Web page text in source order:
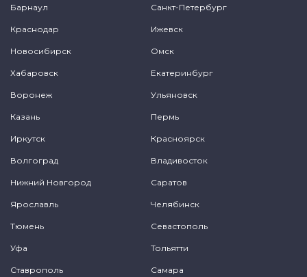
Барнаул Санкт-Петербург
Краснодар Ижевск
Новосибирск Омск
Хабаровск Екатеринбург
Воронеж Ульяновск
Казань Пермь
Иркутск Красноярск
Волгоград Владивосток
Нижний Новгород Саратов
Ярославль Челябинск
Тюмень Севастополь
Уфа Тольятти
Ставрополь Самара